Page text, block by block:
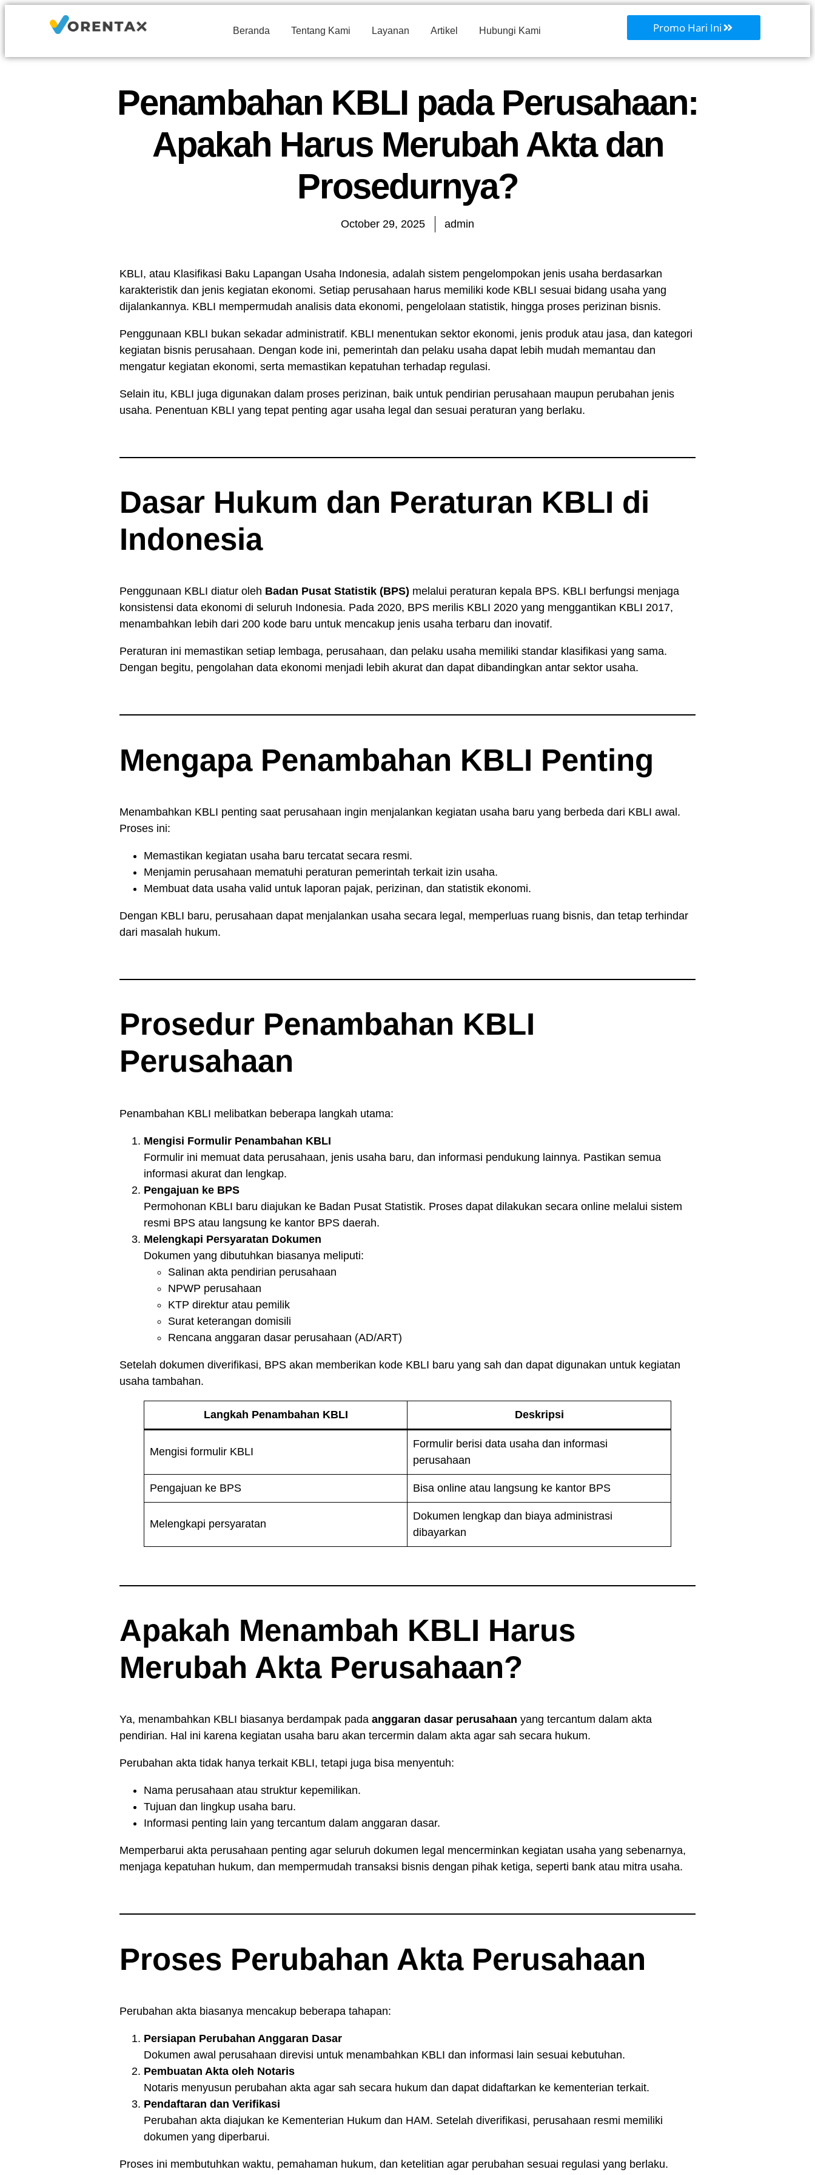
Beranda Tentang Kami Layanan Artikel Hubungi Kami Promo Hari Ini
Penambahan KBLI pada Perusahaan:
Apakah Harus Merubah Akta dan
Prosedurnya?
October 29, 2025 admin
KBLI, atau Klasifikasi Baku Lapangan Usaha Indonesia, adalah sistem pengelompokan jenis usaha berdasarkan
karakteristik dan jenis kegiatan ekonomi. Setiap perusahaan harus memiliki kode KBLI sesuai bidang usaha yang
dijalankannya. KBLI mempermudah analisis data ekonomi, pengelolaan statistik, hingga proses perizinan bisnis.
Penggunaan KBLI bukan sekadar administratif. KBLI menentukan sektor ekonomi, jenis produk atau jasa, dan kategori
kegiatan bisnis perusahaan. Dengan kode ini, pemerintah dan pelaku usaha dapat lebih mudah memantau dan
mengatur kegiatan ekonomi, serta memastikan kepatuhan terhadap regulasi.
Selain itu, KBLI juga digunakan dalam proses perizinan, baik untuk pendirian perusahaan maupun perubahan jenis
usaha. Penentuan KBLI yang tepat penting agar usaha legal dan sesuai peraturan yang berlaku.
Dasar Hukum dan Peraturan KBLI di
Indonesia
Penggunaan KBLI diatur oleh Badan Pusat Statistik (BPS) melalui peraturan kepala BPS. KBLI berfungsi menjaga
konsistensi data ekonomi di seluruh Indonesia. Pada 2020, BPS merilis KBLI 2020 yang menggantikan KBLI 2017,
menambahkan lebih dari 200 kode baru untuk mencakup jenis usaha terbaru dan inovatif.
Peraturan ini memastikan setiap lembaga, perusahaan, dan pelaku usaha memiliki standar klasifikasi yang sama.
Dengan begitu, pengolahan data ekonomi menjadi lebih akurat dan dapat dibandingkan antar sektor usaha.
Mengapa Penambahan KBLI Penting
Menambahkan KBLI penting saat perusahaan ingin menjalankan kegiatan usaha baru yang berbeda dari KBLI awal.
Proses ini:
Memastikan kegiatan usaha baru tercatat secara resmi.
Menjamin perusahaan mematuhi peraturan pemerintah terkait izin usaha.
Membuat data usaha valid untuk laporan pajak, perizinan, dan statistik ekonomi.
Dengan KBLI baru, perusahaan dapat menjalankan usaha secara legal, memperluas ruang bisnis, dan tetap terhindar
dari masalah hukum.
Prosedur Penambahan KBLI
Perusahaan
Penambahan KBLI melibatkan beberapa langkah utama:
Mengisi Formulir Penambahan KBLI
Formulir ini memuat data perusahaan, jenis usaha baru, dan informasi pendukung lainnya. Pastikan semua
informasi akurat dan lengkap.
Pengajuan ke BPS
Permohonan KBLI baru diajukan ke Badan Pusat Statistik. Proses dapat dilakukan secara online melalui sistem
resmi BPS atau langsung ke kantor BPS daerah.
Melengkapi Persyaratan Dokumen
Dokumen yang dibutuhkan biasanya meliputi:
Salinan akta pendirian perusahaan
NPWP perusahaan
KTP direktur atau pemilik
Surat keterangan domisili
Rencana anggaran dasar perusahaan (AD/ART)
Setelah dokumen diverifikasi, BPS akan memberikan kode KBLI baru yang sah dan dapat digunakan untuk kegiatan
usaha tambahan.
Langkah Penambahan KBLI Deskripsi
Mengisi formulir KBLI
Formulir berisi data usaha dan informasi
perusahaan
Pengajuan ke BPS Bisa online atau langsung ke kantor BPS
Melengkapi persyaratan
Dokumen lengkap dan biaya administrasi
dibayarkan
Apakah Menambah KBLI Harus
Merubah Akta Perusahaan?
Ya, menambahkan KBLI biasanya berdampak pada anggaran dasar perusahaan yang tercantum dalam akta
pendirian. Hal ini karena kegiatan usaha baru akan tercermin dalam akta agar sah secara hukum.
Perubahan akta tidak hanya terkait KBLI, tetapi juga bisa menyentuh:
Nama perusahaan atau struktur kepemilikan.
Tujuan dan lingkup usaha baru.
Informasi penting lain yang tercantum dalam anggaran dasar.
Memperbarui akta perusahaan penting agar seluruh dokumen legal mencerminkan kegiatan usaha yang sebenarnya,
menjaga kepatuhan hukum, dan mempermudah transaksi bisnis dengan pihak ketiga, seperti bank atau mitra usaha.
Proses Perubahan Akta Perusahaan
Perubahan akta biasanya mencakup beberapa tahapan:
Persiapan Perubahan Anggaran Dasar
Dokumen awal perusahaan direvisi untuk menambahkan KBLI dan informasi lain sesuai kebutuhan.
Pembuatan Akta oleh Notaris
Notaris menyusun perubahan akta agar sah secara hukum dan dapat didaftarkan ke kementerian terkait.
Pendaftaran dan Verifikasi
Perubahan akta diajukan ke Kementerian Hukum dan HAM. Setelah diverifikasi, perusahaan resmi memiliki
dokumen yang diperbarui.
Proses ini membutuhkan waktu, pemahaman hukum, dan ketelitian agar perubahan sesuai regulasi yang berlaku.